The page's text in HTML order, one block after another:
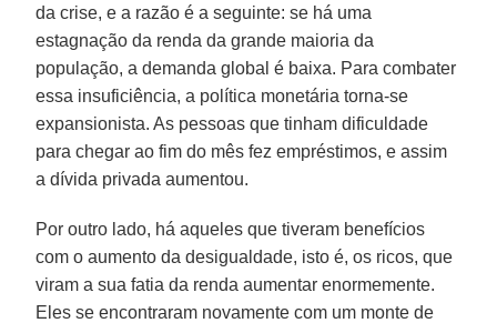
da crise, e a razão é a seguinte: se há uma
estagnação da renda da grande maioria da
população, a demanda global é baixa. Para combater
essa insuficiência, a política monetária torna-se
expansionista. As pessoas que tinham dificuldade
para chegar ao fim do mês fez empréstimos, e assim
a dívida privada aumentou.
Por outro lado, há aqueles que tiveram benefícios
com o aumento da desigualdade, isto é, os ricos, que
viram a sua fatia da renda aumentar enormemente.
Eles se encontraram novamente com um monte de